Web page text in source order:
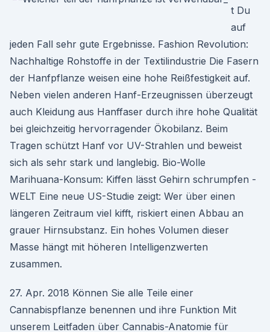
t Du
auf
jeden Fall sehr gute Ergebnisse. Fashion Revolution:
Nachhaltige Rohstoffe in der Textilindustrie Die Fasern
der Hanfpflanze weisen eine hohe Reißfestigkeit auf.
Neben vielen anderen Hanf-Erzeugnissen überzeugt
auch Kleidung aus Hanffaser durch ihre hohe Qualität
bei gleichzeitig hervorragender Ökobilanz. Beim
Tragen schützt Hanf vor UV-Strahlen und beweist
sich als sehr stark und langlebig. Bio-Wolle
Marihuana-Konsum: Kiffen lässt Gehirn schrumpfen -
WELT Eine neue US-Studie zeigt: Wer über einen
längeren Zeitraum viel kifft, riskiert einen Abbau an
grauer Hirnsubstanz. Ein hohes Volumen dieser
Masse hängt mit höheren Intelligenzwerten
zusammen.
27. Apr. 2018 Können Sie alle Teile einer
Cannabispflanze benennen und ihre Funktion Mit
unserem Leitfaden über Cannabis-Anatomie für